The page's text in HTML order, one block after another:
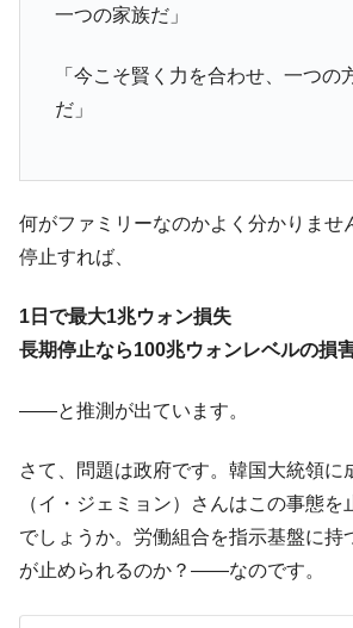
一つの家族だ」
「今こそ賢く力を合わせ、一つの
だ」
何がファミリーなのかよく分かりませ
停止すれば、
1日で最大1兆ウォン損失
長期停止なら100兆ウォンレベルの損
――と推測が出ています。
さて、問題は政府です。韓国大統領に
（イ・ジェミョン）さんはこの事態を
でしょうか。労働組合を指示基盤に持
が止められるのか？――なのです。